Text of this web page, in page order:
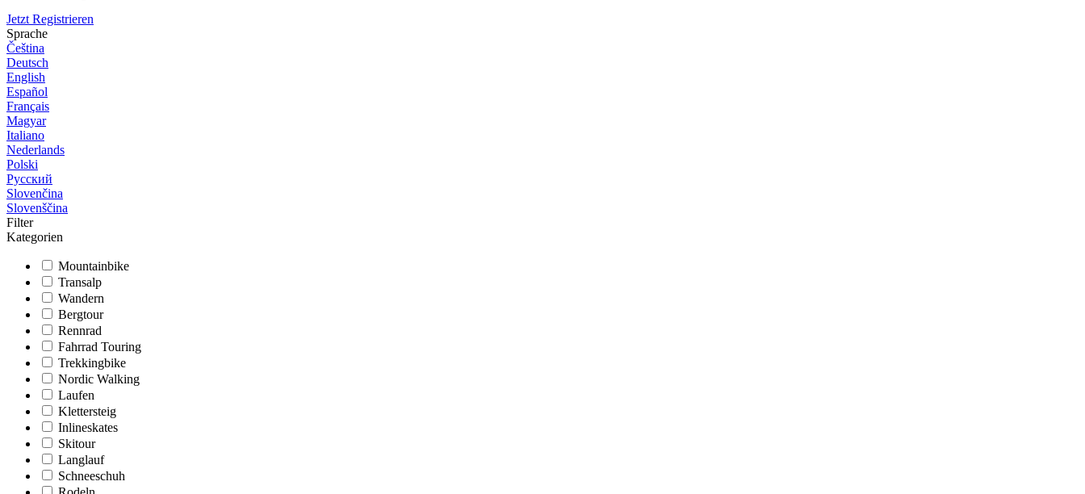
Jetzt Registrieren
Sprache
Čeština
Deutsch
English
Español
Français
Magyar
Italiano
Nederlands
Polski
Русский
Slovenčina
Slovenščina
Filter
Kategorien
Mountainbike
Transalp
Wandern
Bergtour
Rennrad
Fahrrad Touring
Trekkingbike
Nordic Walking
Laufen
Klettersteig
Inlineskates
Skitour
Langlauf
Schneeschuh